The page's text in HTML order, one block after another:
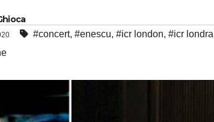
#concert, #enescu, #icr london, #icr londra